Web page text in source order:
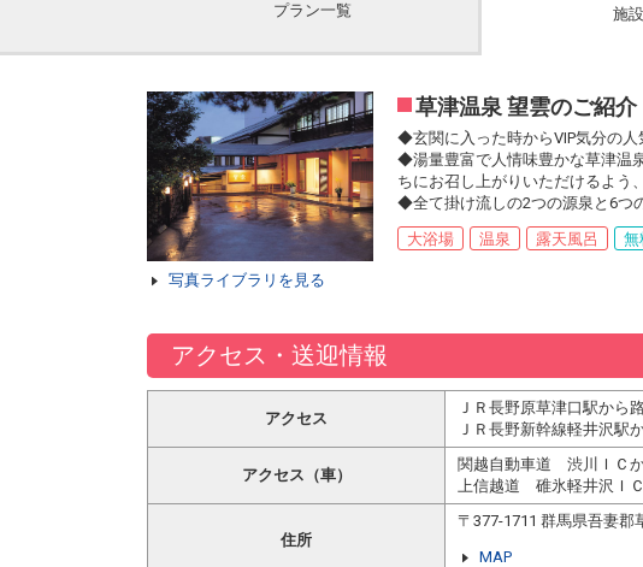
プラン一覧 施
写真ライブラリを見る
草津温泉 望雲のご紹介
◆玄関に入った時からVIP気分の人
◆湯量豊富で人情味豊かな草津温
ちにお召し上がりいただけるよう
◆全て掛け流しの2つの源泉と6つ
大浴場
温泉 露天風呂 無
アクセス・送迎情報
アクセス
ＪＲ長野原草津口駅から
ＪＲ長野新幹線軽井沢駅
アクセス（車）
関越自動車道 渋川ＩＣか
上信越道 碓氷軽井沢ＩＣ
住所
〒377-1711 群馬県吾妻
MAP